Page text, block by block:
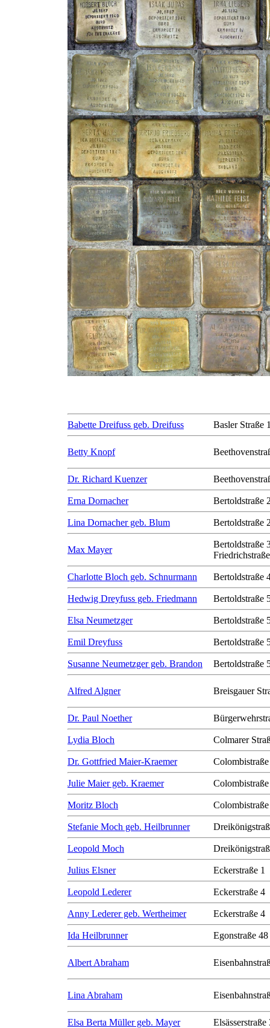
Babette Dreifuss geb. Dreifuss Basler Straße
Betty Knopf
Dr. Richard Kuenzer
Erna Dornacher Bertoldstraße
Lina Dornacher geb. Blum Bertoldstraße
Max Mayer
Bertoldstraße
Charlotte Bloch geb. Schnurmann Bertoldstraße
Hedwig Dreyfuss geb. Friedmann Bertoldstraße
Elsa Neumetzger Bertoldstraße
Emil Dreyfuss Bertoldstraße
Susanne Neumetzger geb. Brandon Bertoldstraße
Alfred Algner Breisgauer
Dr. Paul Noether
Lydia Bloch Colmarer
Dr. Gottfried Maier-Kraemer
Julie Maier geb. Kraemer
Moritz Bloch
Stefanie Moch geb. Heilbrunner
Leopold Moch
Julius Elsner Eckerstraße 1
Leopold Lederer Eckerstraße 4
Anny Lederer geb. Wertheimer Eckerstraße 4
Ida Heilbrunner Egonstraße 48
Albert Abraham
Lina Abraham
Elsa Berta Müller geb. Mayer Elsässerstraße